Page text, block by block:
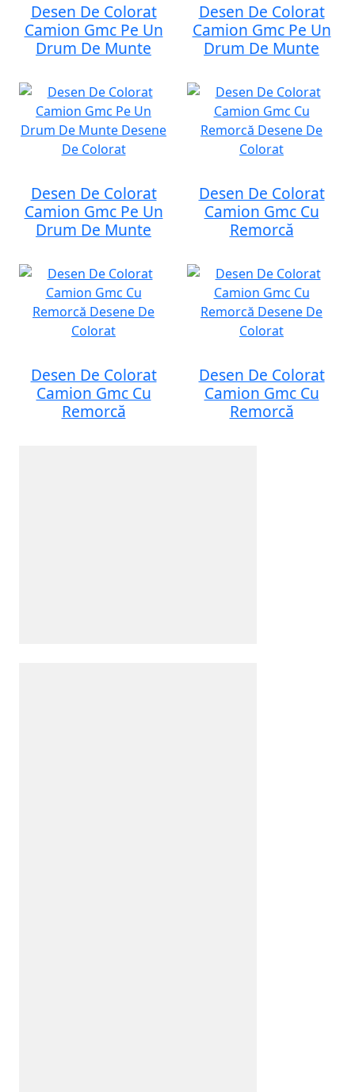
Desen De Colorat
Camion Gmc Pe Un
Drum De Munte
Desen De Colorat
Camion Gmc Pe Un
Drum De Munte
Desen De Colorat
Camion Gmc Pe Un
Drum De Munte
Desen De Colorat
Camion Gmc Cu
Remorcă
Desen De Colorat
Camion Gmc Cu
Remorcă
Desen De Colorat
Camion Gmc Cu
Remorcă